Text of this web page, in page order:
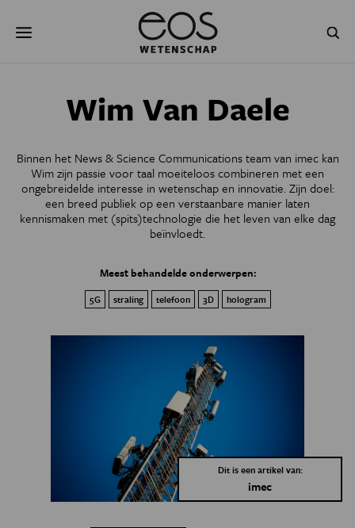
naar
GEZONDHEID RUIMTE
NATUURWETENSCHAPPEN GESCHIEDENIS
PSYCHE & BREIN BLOGS
Wim Van Daele
Binnen het News & Science Communications team van imec kan
Wim zijn passie voor taal moeiteloos combineren met een
ongebreidelde interesse in wetenschap en innovatie. Zijn doel:
een breed publiek op een verstaanbare manier laten
kennismaken met (spits)technologie die het leven van elke dag
beïnvloedt.
Meest behandelde onderwerpen:
5G straling telefoon 3D hologram
Dit is een artikel van:
imec